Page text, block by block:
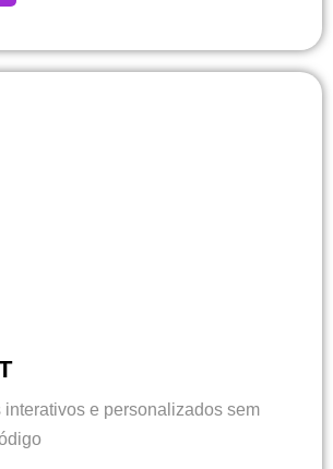
interativos e personalizados sem